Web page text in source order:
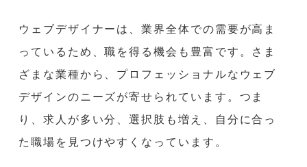
ウェブデザイナーは、業界全体での需要が高ま
っているため、職を得る機会も豊富です。さま
ざまな業種から、プロフェッショナルなウェブ
デザインのニーズが寄せられています。つま
り、求人が多い分、選択肢も増え、自分に合っ
た職場を見つけやすくなっています。